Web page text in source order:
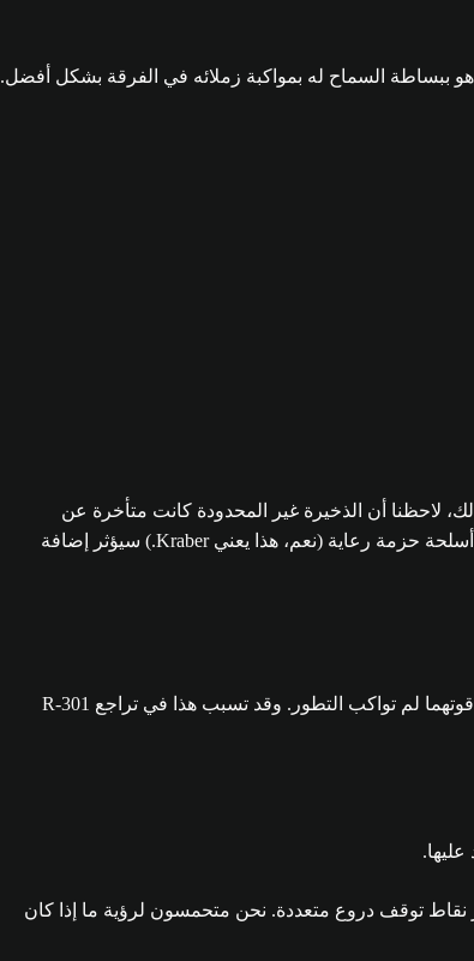
هو ببساطة السماح له بمواكبة زملائه في الفرقة بشكل أفضل.
لاحظنا أن الذخيرة غير المحدودة كانت متأخرة عن
التعزيزات الأخرى، لذلك أردنا أن نمنحها دفعة بسيطة. بينما توجد طرق محدودة لتعزيز "ذخيرة غير محدودة" اخترنا المضي في مسار تفعيل التوافق مع أسلحة حزمة رعاية (نعم، هذا يعني Kraber.) سيؤثر إضافة
على مدى المواسم القليلة الماضية، تراجعت مكانة R-301 وFlatline أمام بعض الأسلحة الأكثر تخصصًا في القائمة. لقد ظلتا كلاسيكيتين محبوبتين ولكن قوتهما لم تواكب التطور. وقد تسبب هذا في تراجع R-301
نقاط توقف دروع متعددة. نحن متحمسون لرؤية ما إذا كان